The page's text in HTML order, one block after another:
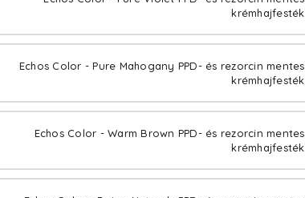
krémhajfesték
Echos Color - Pure Mahogany PPD- és rezorcin mentes
krémhajfesték
Echos Color - Warm Brown PPD- és rezorcin mentes
krémhajfesték